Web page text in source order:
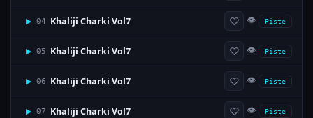
▶ 04 Khaliji Charki Vol7 👁 Piste
▶ 05 Khaliji Charki Vol7 👁 Piste
▶ 06 Khaliji Charki Vol7 👁 Piste
▶ 07 Khaliji Charki Vol7 👁 Piste